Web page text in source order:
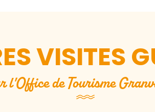
VISITES
l'Office de Tourisme